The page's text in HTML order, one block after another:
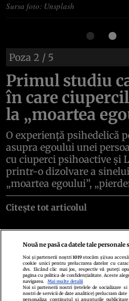
Sursa foto: Unsplash
Poza 2 / 5
Primul studiu
în care
la „moartea
O experiență psihedelică
asupra egoului unei
cu ciuperci psihoactive și
printr-o dizolvare a
„moartea egoului”,
Citește tot articolul
Politica de confidenţialitate
Echipa
Nouă ne pasă ca datele tale
Noi și partenerii noștri1019 stocăm și/sau
cookie unici pentru prelucrarea datelor cu
dvs. făcând clic mai jos, respectiv vă puteți
pagina cu politica de confidențialitate. Aceste
navigarea.
Mai multe detalii
Noi si partenerii nostri (retelele de socializare
nostri de servicii de date analitice) prelucram
personaliza continutul si anunturile